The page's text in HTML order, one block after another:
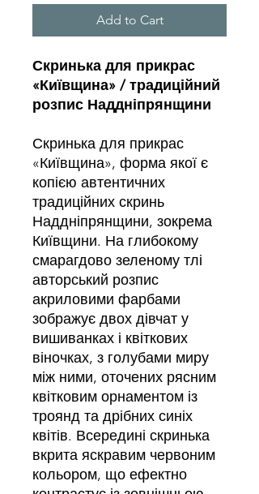
Add to Cart
Скринька для прикрас
«Київщина» / традиційний
розпис Наддніпрянщини
Скринька для прикрас
«Київщина», форма якої є
копією автентичних
традиційних скринь
Наддніпрянщини, зокрема
Київщини. На глибокому
смарагдово зеленому тлі
авторський розпис
акриловими фарбами
зображує двох дівчат у
вишиванках і квіткових
віночках, з голубами миру
між ними, оточених рясним
квітковим орнаментом із
троянд та дрібних синіх
квітів. Всередині скринька
вкрита яскравим червоним
кольором, що ефектно